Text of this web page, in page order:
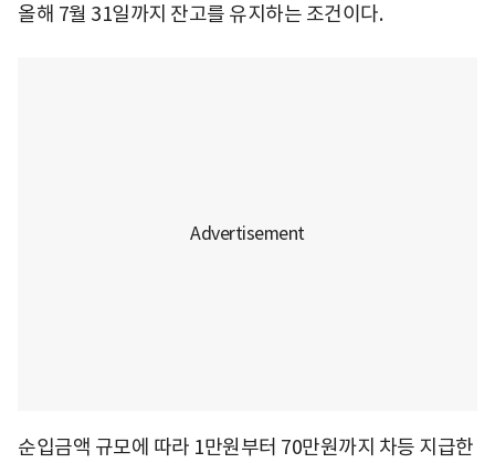
올해 7월 31일까지 잔고를 유지하는 조건이다.
순입금액 규모에 따라 1만원부터 70만원까지 차등 지급한